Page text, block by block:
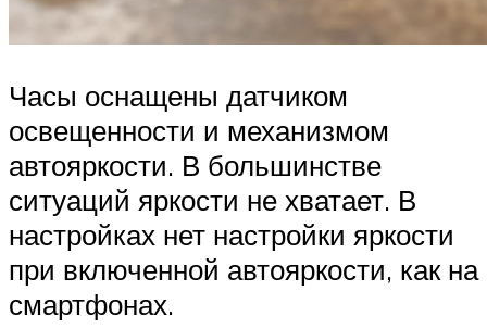
Часы оснащены датчиком
освещенности и механизмом
автояркости. В большинстве
ситуаций яркости не хватает. В
настройках нет настройки яркости
при включенной автояркости, как на
смартфонах.